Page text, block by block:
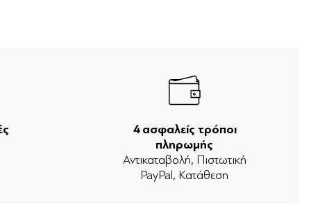
4 ασφαλείς τρόποι
πληρωμής
Αντικαταβολή, Πιστωτική
PayPal, Κατάθεση